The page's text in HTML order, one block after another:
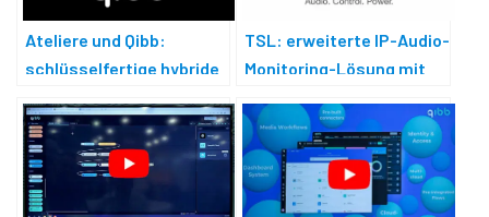
Ateliere und Qibb:
schlüsselfertige hybride
TSL: erweiterte IP-Audio-
Monitoring-Lösung mit